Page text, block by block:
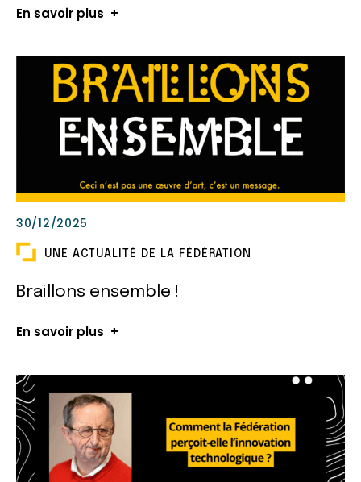
En savoir plus
Braillons ensemble !
30/12/2025
UNE ACTUALITÉ DE LA FÉDÉRATION
En savoir plus